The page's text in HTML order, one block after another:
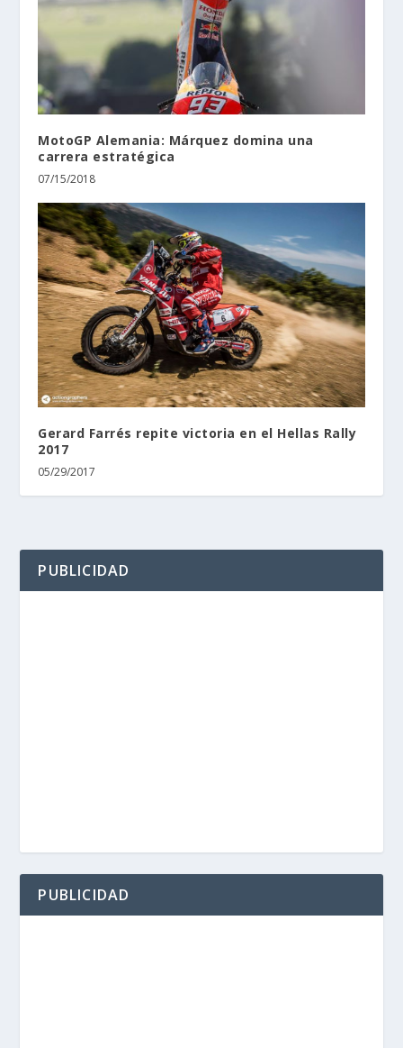
MotoGP Alemania: Márquez domina una
carrera estratégica
07/15/2018
Gerard Farrés repite victoria en el Hellas Rally
2017
05/29/2017
PUBLICIDAD
PUBLICIDAD